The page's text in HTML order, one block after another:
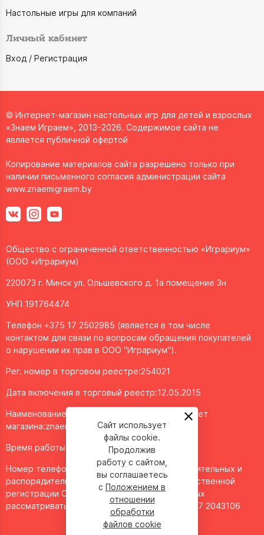
Настольные игры для компаний
Личный кабинет
Вход / Регистрация
© Интернет-магазин настольных игр для детей и взрослых
«Знаем Играем», 2013–2026. Содержимое сайта не
является публичной офертой
Копирование материалов сайта разрешено только при
наличии письменного согласия администрации сайта
www.znaemigraem.by
Общество с ограниченной ответственностью «Играриум»
(ООО «Играриум)
220073 г. Минск ул. Ольшевского д. 1а помещение 3н
УНП 191764474
Телефон +375 17 2502985 (является в том числе
контактом для связи по вопросам обращения покупателей
о нарушении их прав в ООО "Играриум").
Рег. номер в торговом реестре:254021
Дата включения в торговый реестр:12.05.2015
Наименование объекта/доменное имя интернет
магазина:znaemigraem.by
Время работы: ежедневно с 11:00 до 20:00
Номер телефона работников местных исполнительных и
распорядительных органов по месту государственной
регистрации ООО "Играриум", уполномоченных
рассматривать обращения покупателей - 8 017 2043106
Сайт использует
файлы cookie.
Продолжив
работу с сайтом,
вы соглашаетесь
с Положением в
отношении
обработки
файлов cookie